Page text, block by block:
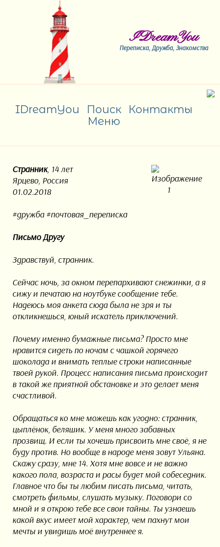
IDreamYou
Переписка, Дружба, Знакомства
IDreamYou Поиск
Контакты
Меню
Странник, 14 лет
Ярцево, Россия
01.02.2018
#дружба #почтовая_переписка
Письмо Другу
Здравствуй, странник.
Сейчас ночь, за окном перепархивают снежинки, а я
сижу и печатаю на ноутбуке сообщение тебе.
Надеюсь моя анкета сюда была не зря и ты
откликнешься, юный искатель приключений.
Почему именно бумажные письма? Просто мне
нравится сидеть по ночам с чашкой горячего
шоколада и внимать теплые строки написанные
твоей рукой. Процесс написания письма происходит
в такой же приятной обстановке и это делает меня
счастливой.
Обращаться ко мне можешь как угодно: странник,
цыплёнок, беляшик. У меня много забавных
прозвищ. И если ты хочешь присвоить мне своё, я не
буду против. Но вообще в народе меня зовут Ульяна.
Скажу сразу, мне 14. Хотя мне вовсе и не важно
какого пола, возраста и расы будет мой собеседник.
Главное что бы ты любим писать письма, читать,
смотреть фильмы, слушать музыку. Поговори со
мной и я открою тебе все свои тайны. Ты узнаешь
какой вкус имеет мой характер, чем пахнут мои
мечты и увидишь моё внутреннее я.